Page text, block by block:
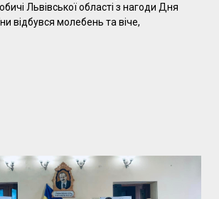
Львівської області з нагоди Дня
відбувся молебень та віче,